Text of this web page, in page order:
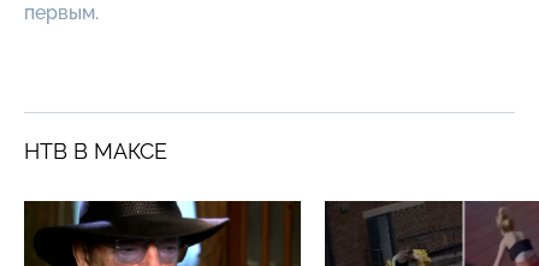
первым.
НТВ В МАКСЕ